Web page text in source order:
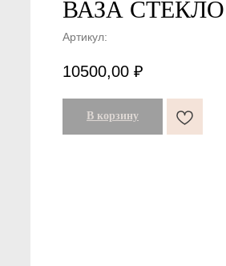
ВАЗА СТЕКЛО
Артикул:
10500,00 ₽
В корзину